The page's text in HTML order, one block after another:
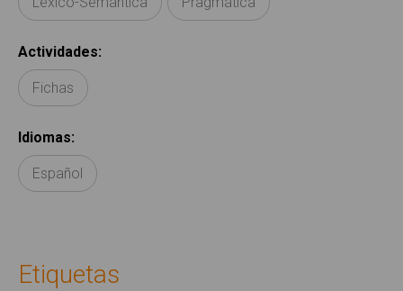
Actividades:
Fichas
Idiomas:
Español
Etiquetas